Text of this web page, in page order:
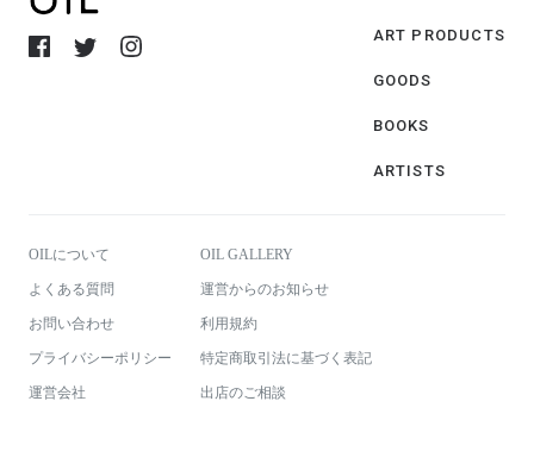
ART PRODUCTS
GOODS
BOOKS
ARTISTS
OILについて OIL GALLERY
よくある質問 運営からのお知らせ
お問い合わせ 利用規約
プライバシーポリシー 特定商取引法に基づく表記
運営会社 出店のご相談